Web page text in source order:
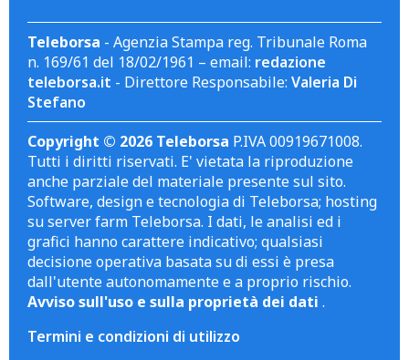
Teleborsa - Agenzia Stampa reg. Tribunale Roma
n. 169/61 del 18/02/1961 – email: redazione
teleborsa.it - Direttore Responsabile: Valeria Di
Stefano
Copyright © 2026 Teleborsa P.IVA 00919671008.
Tutti i diritti riservati. E' vietata la riproduzione
anche parziale del materiale presente sul sito.
Software, design e tecnologia di Teleborsa; hosting
su server farm Teleborsa. I dati, le analisi ed i
grafici hanno carattere indicativo; qualsiasi
decisione operativa basata su di essi è presa
dall'utente autonomamente e a proprio rischio.
Avviso sull'uso e sulla proprietà dei dati .
Termini e condizioni di utilizzo